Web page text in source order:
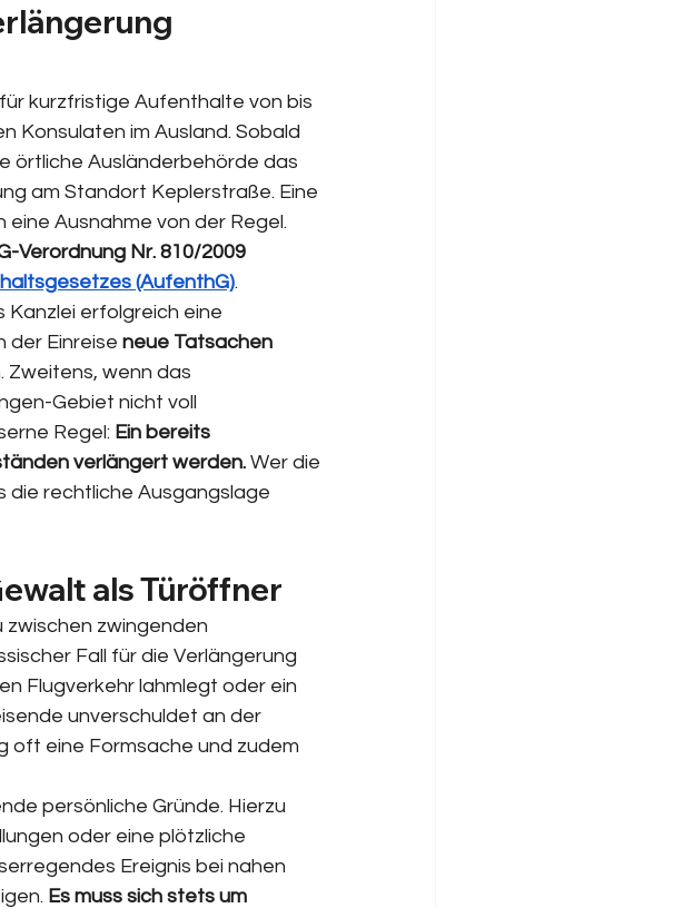
kurzfristige Aufenthalte von bis
Konsulaten im Ausland. Sobald
örtliche Ausländerbehörde das
am Standort Keplerstraße. Eine
Ausnahme von der Regel.
Verordnung Nr. 810/2009
(AufenthG).
Kanzlei erfolgreich eine
der Einreise neue Tatsachen
Zweitens, wenn das
Gebiet nicht voll
Regel: Ein bereits
verlängert werden. Wer die
die rechtliche Ausgangslage
als Türöffner
zwingenden
Fall für die Verlängerung
Flugverkehr lahmlegt oder ein
unverschuldet an der
oft eine Formsache und zudem
persönliche Gründe. Hierzu
oder eine plötzliche
Ereignis bei nahen
Es muss sich stets um